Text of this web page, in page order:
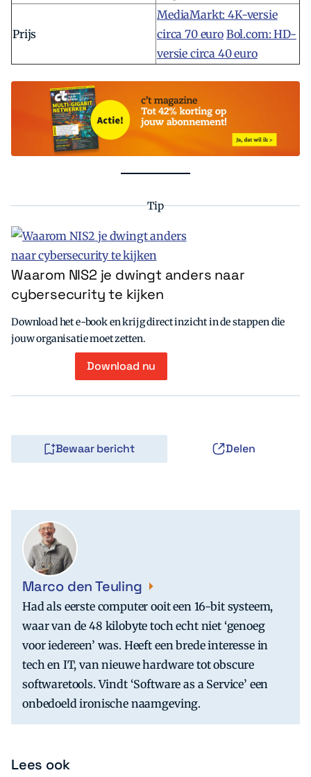
Prijs
MediaMarkt: 4K-versie
circa 70 euro Bol.com: HD-
versie circa 40 euro
Tip
Waarom NIS2 je dwingt anders naar
cybersecurity te kijken
Download het e-book en krijg direct inzicht in de stappen die
jouw organisatie moet zetten.
Download nu
Bewaar bericht Delen
Marco den Teuling
Had als eerste computer ooit een 16-bit systeem,
waar van de 48 kilobyte toch echt niet ‘genoeg
voor iedereen’ was. Heeft een brede interesse in
tech en IT, van nieuwe hardware tot obscure
softwaretools. Vindt ‘Software as a Service’ een
onbedoeld ironische naamgeving.
Lees ook